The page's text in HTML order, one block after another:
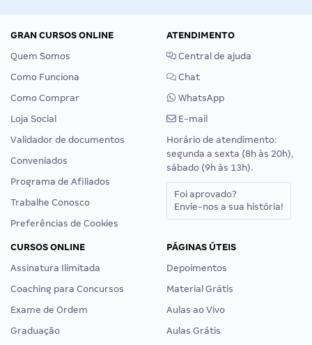
GRAN CURSOS ONLINE
Quem Somos
Como Funciona
Como Comprar
Loja Social
Validador de documentos
Conveniados
Programa de Afiliados
Trabalhe Conosco
Preferências de Cookies
ATENDIMENTO
Central de ajuda
Chat
WhatsApp
E-mail
Horário de atendimento:
segunda a sexta (8h às 20h),
sábado (9h às 13h).
Foi aprovado?
Envie-nos a sua história!
CURSOS ONLINE
Assinatura Ilimitada
Coaching para Concursos
Exame de Ordem
Graduação
PÁGINAS ÚTEIS
Depoimentos
Material Grátis
Aulas ao Vivo
Aulas Grátis